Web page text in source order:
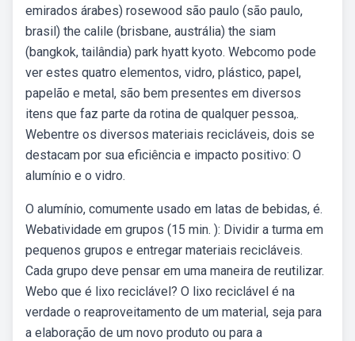
emirados árabes) rosewood são paulo (são paulo,
brasil) the calile (brisbane, austrália) the siam
(bangkok, tailândia) park hyatt kyoto. Webcomo pode
ver estes quatro elementos, vidro, plástico, papel,
papelão e metal, são bem presentes em diversos
itens que faz parte da rotina de qualquer pessoa,.
Webentre os diversos materiais recicláveis, dois se
destacam por sua eficiência e impacto positivo: O
alumínio e o vidro.
O alumínio, comumente usado em latas de bebidas, é.
Webatividade em grupos (15 min. ): Dividir a turma em
pequenos grupos e entregar materiais recicláveis.
Cada grupo deve pensar em uma maneira de reutilizar.
Webo que é lixo reciclável? O lixo reciclável é na
verdade o reaproveitamento de um material, seja para
a elaboração de um novo produto ou para a